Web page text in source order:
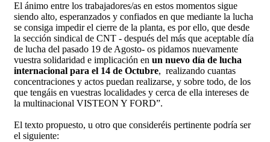
El ánimo entre los trabajadores/as en estos momentos sigue
siendo alto, esperanzados y confiados en que mediante la lucha
se consiga impedir el cierre de la planta, es por ello, que desde
la sección sindical de CNT - después del más que aceptable día
de lucha del pasado 19 de Agosto- os pidamos nuevamente
vuestra solidaridad e implicación en un nuevo día de lucha
internacional para el 14 de Octubre, realizando cuantas
concentraciones y actos puedan realizarse, y sobre todo, de los
que tengáis en vuestras localidades y cerca de ella intereses de
la multinacional VISTEON Y FORD”.
El texto propuesto, u otro que consideréis pertinente podría ser
el siguiente: